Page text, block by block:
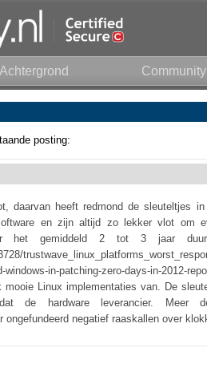
Achtergrond Community
posting:
daarvan heeft redmond de sleuteltjes
en zijn altijd zo lekker vlot om
het gemiddeld 2 tot 3 jaar duurt
windows-in-patching-zero-days-in-2012-
mooie Linux implementaties van. De
hardware leverancier. Meer
ongefundeerd negatief raaskallen over